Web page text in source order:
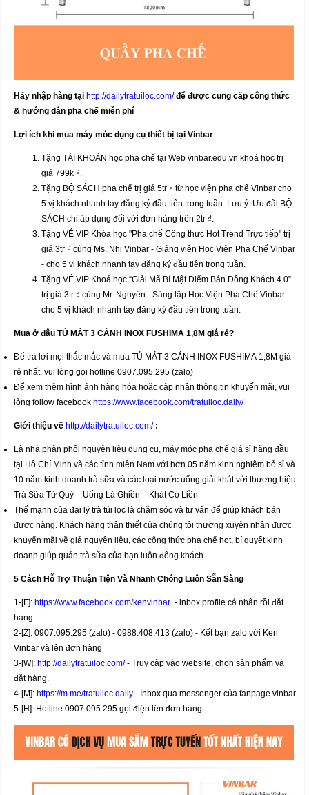
Hãy nhập hàng tại http://dailytratuiloc.com/để được cung cấp công thức
& hướng dẫn pha chế miễn phí
Lợi ích khi mua máy móc dụng cụ thiết bị tại Vinbar
Tặng TÀI KHOẢN học pha chế tại Web vinbar.edu.vn khoá học trị
giá 799k ₫.
Tặng BỘ SÁCH pha chế trị giá 5tr ₫ từ học viện pha chế Vinbar cho
5 vị khách nhanh tay đăng ký đầu tiên trong tuần. Lưu ý: Ưu đãi BỘ
SÁCH chỉ áp dụng đối với đơn hàng trên 2tr ₫.
Tặng VÉ VIP Khóa học "Pha chế Công thức Hot Trend Trực tiếp" trị
giá 3tr ₫ cùng Ms. Nhi Vinbar - Giảng viện Học Viện Pha Chế Vinbar
- cho 5 vị khách nhanh tay đăng ký đầu tiên trong tuần.
Tặng VÉ VIP Khoá học “Giải Mã Bí Mật Điểm Bán Đông Khách 4.0”
trị giá 3tr ₫ cùng Mr. Nguyên - Sáng lập Học Viện Pha Chế Vinbar -
cho 5 vị khách nhanh tay đăng ký đầu tiên trong tuần.
Mua ở đâu TỦ MÁT 3 CÁNH INOX FUSHIMA 1,8M giá rẻ?
Để trả lời mọi thắc mắc và mua TỦ MÁT 3 CÁNH INOX FUSHIMA 1,8M giá
rẻ nhất, vui lòng gọi hotline 0907.095.295 (zalo)
Để xem thêm hình ảnh hàng hóa hoặc cập nhận thông tin khuyến mãi, vui
lòng follow facebook https://www.facebook.com/tratuiloc.daily/
Giới thiệu về http://dailytratuiloc.com/:
Là nhà phân phối nguyên liệu dụng cụ, máy móc pha chế giá sỉ hàng đầu
tại Hồ Chí Minh và các tỉnh miền Nam với hơn 05 năm kinh nghiệm bỏ sỉ và
10 năm kinh doanh trà sữa và các loại nước uống giải khát với thương hiệu
Trà Sữa Tứ Quý – Uống Là Ghiền – Khát Có Liền
Thế mạnh của đại lý trà túi lọc là chăm sóc và tư vấn để giúp khách bán
được hàng. Khách hàng thân thiết của chúng tôi thường xuyên nhận được
khuyến mãi về giá nguyên liệu, các công thức pha chế hot, bí quyết kinh
doanh giúp quán trà sữa của bạn luôn đông khách.
5 Cách Hỗ Trợ Thuận Tiện Và Nhanh Chóng Luôn Sẵn Sàng
1-[F]: https://www.facebook.com/kenvinbar - inbox profile cá nhân rồi đặt
hàng
2-[Z]: 0907.095.295 (zalo) - 0988.408.413 (zalo) - Kết bạn zalo với Ken
Vinbar và lên đơn hàng
3-[W]: http://dailytratuiloc.com/- Truy cập vào website, chọn sản phẩm và
đặt hàng.
4-[M]: https://m.me/tratuiloc.daily- Inbox qua messenger của fanpage vinbar
5-[H]: Hotline 0907.095.295 gọi điện lên đơn hàng.